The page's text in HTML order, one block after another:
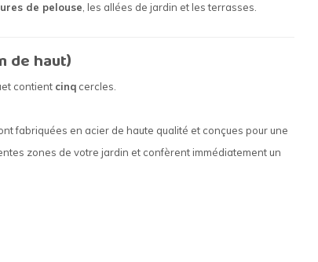
de pelouse, les allées de jardin et les terrasses.
de haut)
contient cinq cercles.
fabriquées en acier de haute qualité et conçues pour une
zones de votre jardin et confèrent immédiatement un